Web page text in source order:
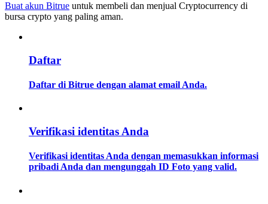
Memandu
Buat akun Bitrue untuk membeli dan menjual Cryptocurrency di
bursa crypto yang paling aman.
Daftar
Daftar di Bitrue dengan alamat email Anda.
Verifikasi identitas Anda
Verifikasi identitas Anda dengan memasukkan informasi
pribadi Anda dan mengunggah ID Foto yang valid.